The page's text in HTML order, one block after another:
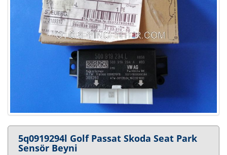
5q0919294l Golf Passat Skoda Seat Park
Sensör Beyni